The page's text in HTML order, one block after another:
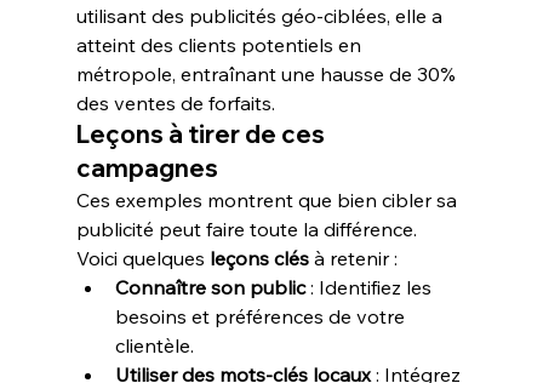
utilisant des publicités géo-ciblées, elle a
atteint des clients potentiels en
métropole, entraînant une hausse de 30%
des ventes de forfaits.
Leçons à tirer de ces
campagnes
Ces exemples montrent que bien cibler sa
publicité peut faire toute la différence.
Voici quelques leçons clés à retenir :
Connaître son public : Identifiez les
besoins et préférences de votre
clientèle.
Utiliser des mots-clés locaux : Intégrez